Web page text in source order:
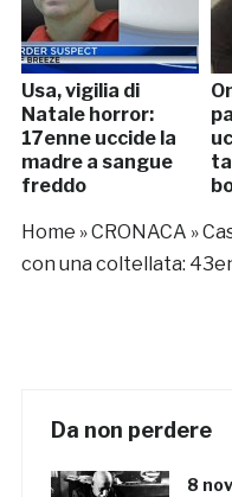
Usa, vigilia di
Natale horror:
17enne uccide la
madre a sangue
freddo
Home »CRONACA »
con una coltellata:
Da non perdere
8